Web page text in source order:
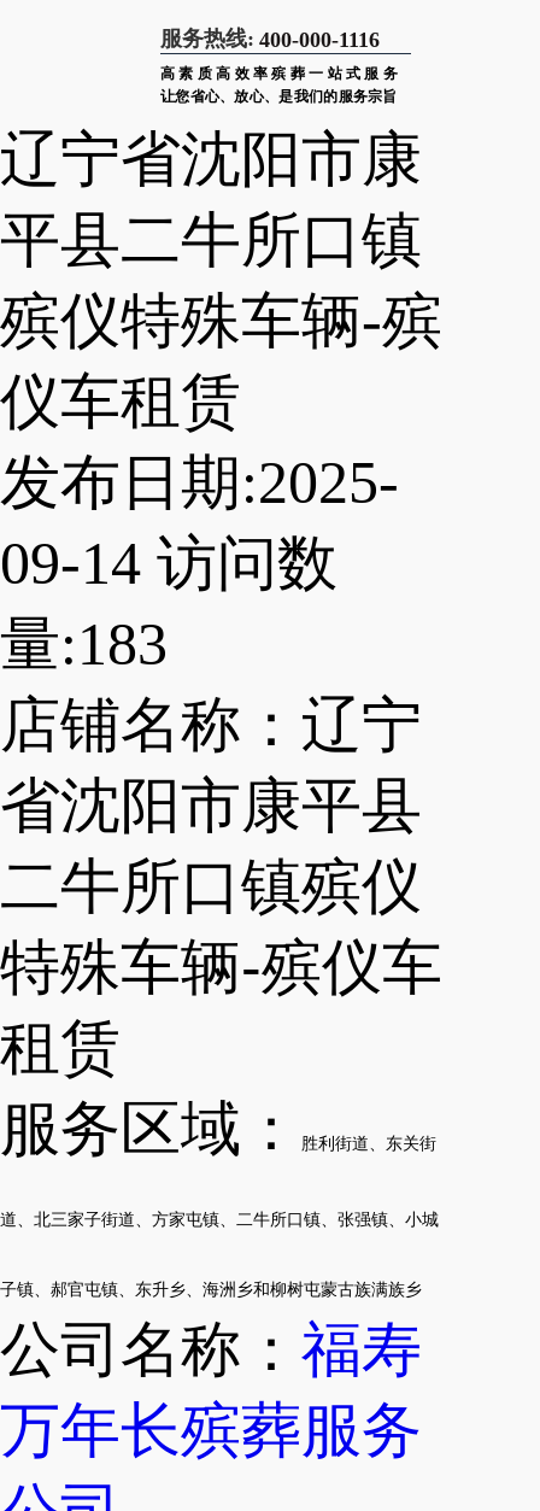
服务热线: 400-000-1116
高素质高效率殡葬一站式服务
让您省心、放心、是我们的服务宗旨
辽宁省沈阳市康
平县二牛所口镇
殡仪特殊车辆-殡
仪车租赁
发布日期:2025-
09-14 访问数
量:183
店铺名称：辽宁
省沈阳市康平县
二牛所口镇殡仪
特殊车辆-殡仪车
租赁
服务区域：
胜利街道、东关街
道、北三家子街道、方家屯镇、二牛所口镇、张强镇、小城
子镇、郝官屯镇、东升乡、海洲乡和柳树屯蒙古族满族乡
公司名称： 福寿
万年长殡葬服务